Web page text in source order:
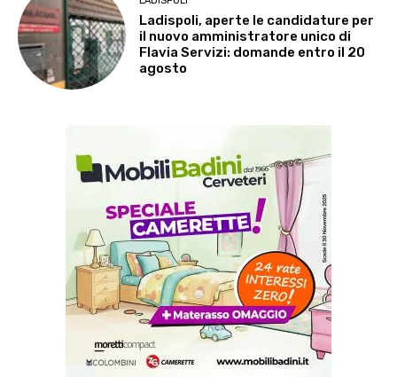
Ladispoli, aperte le candidature per
il nuovo amministratore unico di
Flavia Servizi: domande entro il 20
agosto